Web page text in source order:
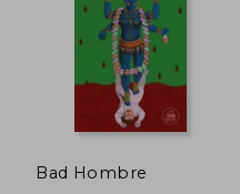
dcto. 35,47 €
Bad Hombre